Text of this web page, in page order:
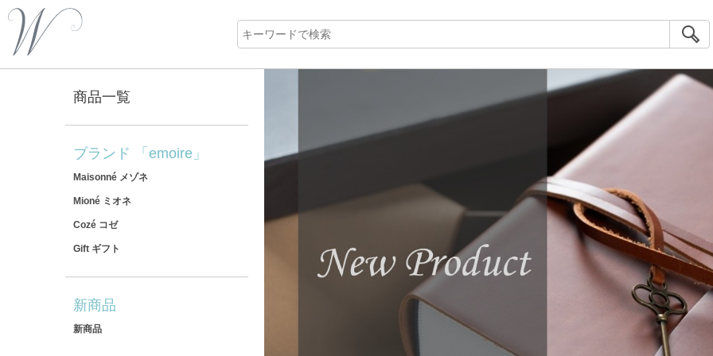
商品一覧
ブランド 「emoire」
Maisonné メゾネ
Mioné ミオネ
Cozé コゼ
Gift ギフト
新商品
新商品